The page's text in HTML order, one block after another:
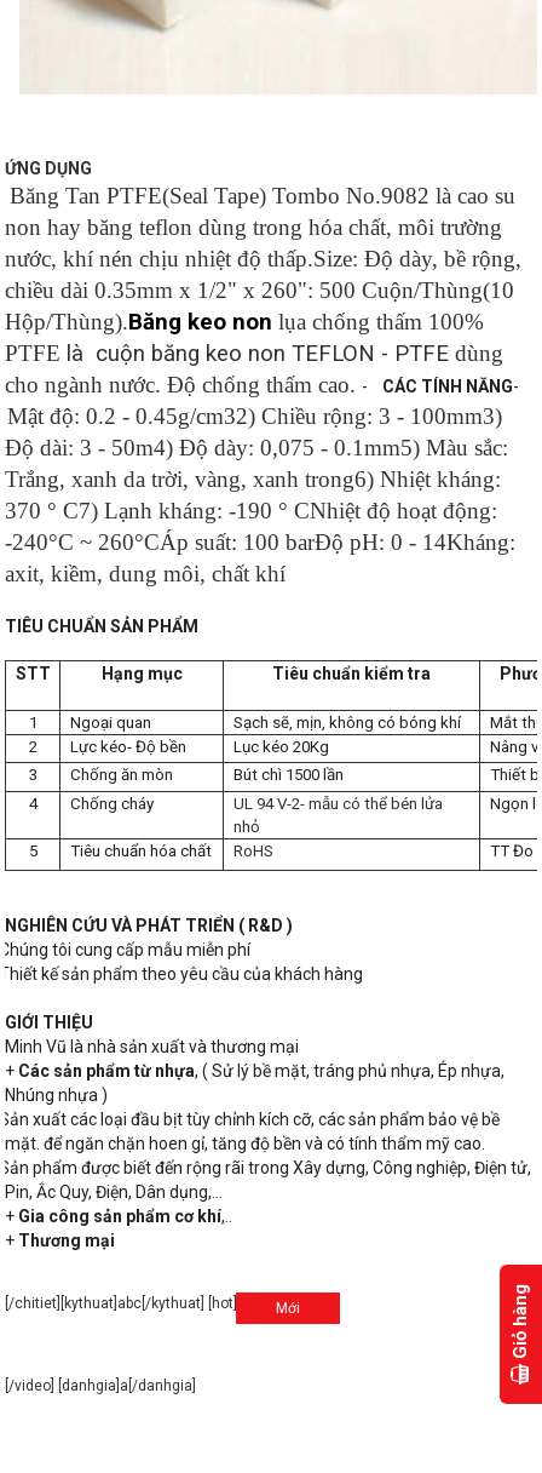
ỨNG DỤNG
-Băng Tan PTFE(Seal Tape) Tombo No.9082 là cao su
non hay băng teflon dùng trong hóa chất, môi trường
nước, khí nén chịu nhiệt độ thấp.Size: Độ dày, bề rộng,
chiều dài 0.35mm x 1/2" x 260": 500 Cuộn/Thùng(10
Hộp/Thùng).Băng keo non lụa chống thấm 100%
PTFE là cuộn băng keo non TEFLON - PTFEdùng
cho ngành nước. Độ chống thấm cao. - CÁC TÍNH NĂNG-
Mật độ: 0.2 - 0.45g/cm32) Chiều rộng: 3 - 100mm3)
Độ dài: 3 - 50m4) Độ dày: 0,075 - 0.1mm5) Màu sắc:
Trắng, xanh da trời, vàng, xanh trong6) Nhiệt kháng:
370 ° C7) Lạnh kháng: -190 ° CNhiệt độ hoạt động:
-240°C ~ 260°CÁp suất: 100 barĐộ pH: 0 - 14Kháng:
axit, kiềm, dung môi, chất khí
TIÊU CHUẨN SẢN PHẨM
STT Hạng mục Tiêu chuẩn kiểm tra
1 Ngoại quan Sạch sẽ, mịn, không có bóng khí
Mắt
2
Lực kéo- Độ bền Lục kéo 20Kg
Nâng
3
Chống ăn mòn Bút chì 1500 lần
Thiết bị
4
Chống cháy
UL 94 V-2- mẫu có thể bén lửa
nhỏ
Ngọn
5 Tiêu chuẩn hóa chất RoHS TT Đo
NGHIÊN CỨU VÀ PHÁT TRIỂN ( R&D )
Chúng tôi cung cấp mẫu miễn phí
Thiết kế sản phẩm theo yêu cầu của khách hàng
GIỚI THIỆU
Minh Vũ là nhà sản xuất và thương mại
+ Các sản phẩm từ nhựa, ( Sử lý bề mặt, tráng phủ nhựa, Ép nhựa,
Nhúng nhựa )
Sản xuất các loại đầu bịt tùy chỉnh kích cỡ, các sản phẩm bảo vệ bề
mặt. để ngăn chặn hoen gỉ, tăng độ bền và có tính thẩm mỹ cao.
Sản phẩm được biết đến rộng rãi trong Xây dựng, Công nghiệp, Điện tử,
Pin, Ắc Quy, Điện, Dân dụng,…
+ Gia công sản phẩm cơ khí,..
+ Thương mại
[/chitiet][kythuat]abc[/kythuat] [hot] Mới
[/hot] [video]
[/video] [danhgia]a[/danhgia]
G
i
ỏ
h
à
n
g
(
x
e
m